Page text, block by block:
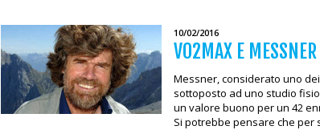
10/02/2016
VO2MAX E
Messner, considerato uno
sottoposto ad uno studio
un valore buono per un 42
Si potrebbe pensare che per